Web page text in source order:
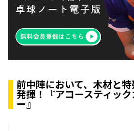
前中陣において、木材と
発揮！『アコースティッ
ー』